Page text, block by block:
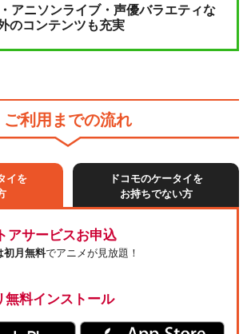
アニソンライブ・声優バラエティな
のコンテンツも充実
ご利用までの流れ
イを
ドコモのケータイを
お持ちでない方
アサービスお申込
初月無料でアニメが見放題！
無料インストール